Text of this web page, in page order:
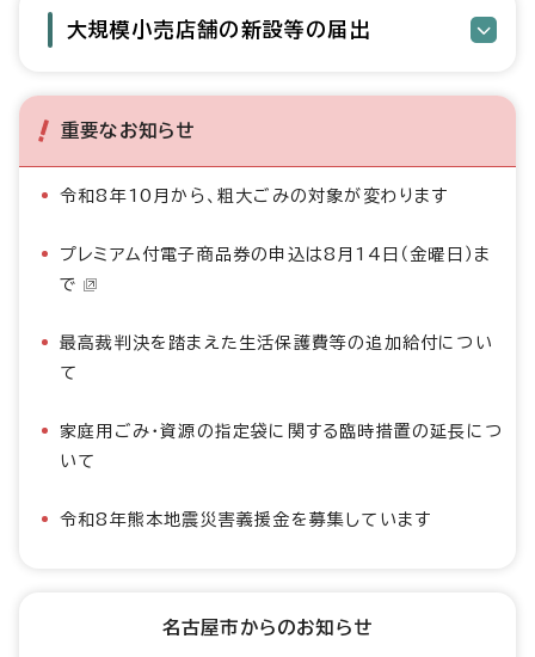
大規模小売店舗の新設等の届出
重要なお知らせ
令和8年10月から、粗大ごみの対象が変わります
プレミアム付電子商品券の申込は8月14日（金曜日）ま
で
最高裁判決を踏まえた生活保護費等の追加給付につい
て
家庭用ごみ・資源の指定袋に関する臨時措置の延長につ
いて
令和8年熊本地震災害義援金を募集しています
名古屋市からのお知らせ